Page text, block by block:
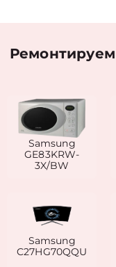
Samsung
GE83KRW-
3X/BW
Samsung
C27HG70QQU